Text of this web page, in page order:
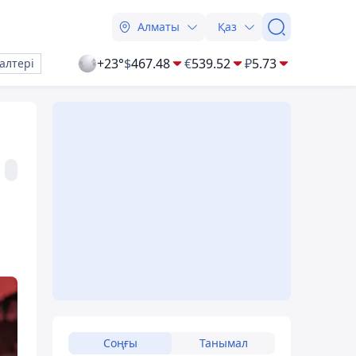
Алматы Қаз
+23°$467.48 €539.52 ₽5.73
Соңғы Танымал